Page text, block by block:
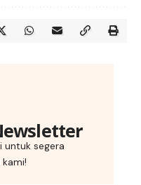
untuk segera